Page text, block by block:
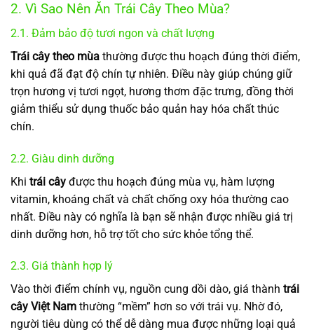
2. Vì Sao Nên Ăn Trái Cây Theo Mùa?
2.1. Đảm bảo độ tươi ngon và chất lượng
Trái cây theo mùa thường được thu hoạch đúng thời điểm,
khi quả đã đạt độ chín tự nhiên. Điều này giúp chúng giữ
trọn hương vị tươi ngọt, hương thơm đặc trưng, đồng thời
giảm thiểu sử dụng thuốc bảo quản hay hóa chất thúc
chín.
2.2. Giàu dinh dưỡng
Khi trái cây được thu hoạch đúng mùa vụ, hàm lượng
vitamin, khoáng chất và chất chống oxy hóa thường cao
nhất. Điều này có nghĩa là bạn sẽ nhận được nhiều giá trị
dinh dưỡng hơn, hỗ trợ tốt cho sức khỏe tổng thể.
2.3. Giá thành hợp lý
Vào thời điểm chính vụ, nguồn cung dồi dào, giá thành trái
cây Việt Nam thường “mềm” hơn so với trái vụ. Nhờ đó,
người tiêu dùng có thể dễ dàng mua được những loại quả